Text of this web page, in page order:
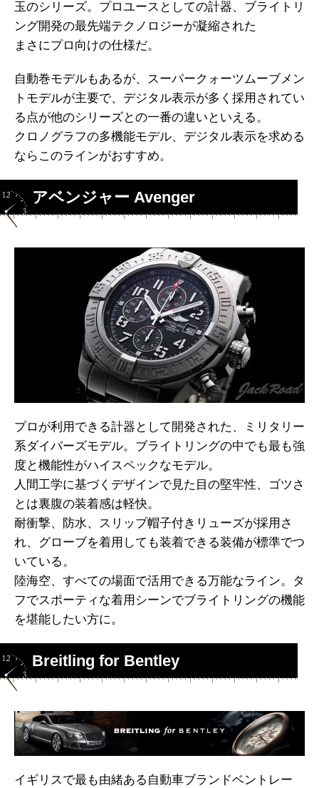
玉のシリーズ。プロユースとしての計器、ブライトリ
ング開発の最先端テクノロジーが凝縮された
まさにプロ向けの仕様だ。
自動巻モデルもあるが、スーパークォーツムーブメン
トモデルが主要で、デジタル表示が多く採用されてい
る点が他のシリーズとの一番の違いといえる。
クロノグラフの多機能モデル、デジタル表示を求める
ならこのラインがおすすめ。
アベンジャー Avenger
プロが利用できる計器として開発された、ミリタリー
系ダイバーズモデル。ブライトリングの中でも最も強
度と機能性がハイスペックなモデル。
人間工学に基づくデザインで見た目の堅牢性、ゴツさ
とは裏腹の装着感は軽快。
耐衝撃、防水、スリップ帽子付きリューズが採用さ
れ、グローブを着用しても装着できる装備が標準でつ
いている。
陸海空、すべての場面で活用できる万能なライン。タ
フでスポーティな着用シーンでブライトリングの機能
を堪能したい方に。
Breitling for Bentley
イギリスで最も由緒ある自動車ブランドベントレー